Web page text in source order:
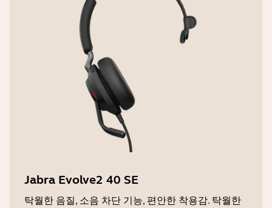
PeakStop™, Jabra SafeTone™, EU 업무
환경 소음, G616
인증 및 규정 준수
Alcatel-Lucent, Avaya, Cisco, Unify,
Zoom, Google Meet, Amazon Chime,
Microsoft Teams(모델별 상이)
헤드셋 무게 - 모노
99g | 3.49oz
USB 케이블 길이
LED 특징 및 기능
Jabra Evolve2 40 SE
탁월한 음질, 소음 차단 기능, 편안한 착용감. 탁월한